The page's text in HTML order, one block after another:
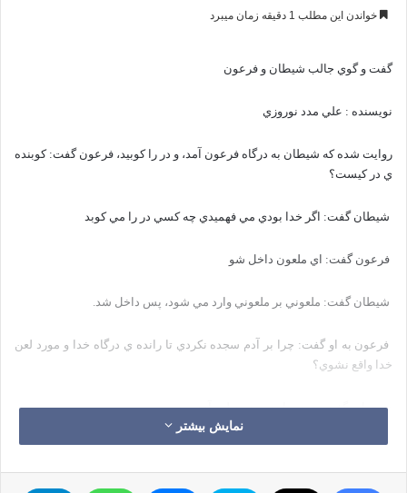
خواندن این مطلب 1 دقیقه زمان میبرد
گفت و گوي جالب شيطان و فرعون
نويسنده : علي مدد نوروزي
روايت شده كه شيطان به درگاه فرعون آمد، و در را كوبيد، فرعون گفت: كوبنده
ي در كيست؟
شيطان گفت: اگر خدا بودي مي فهميدي چه كسي در را مي كوبد
فرعون گفت: اي ملعون داخل شو
شيطان گفت: ملعوني بر ملعوني وارد مي شود، پس داخل شد.
فرعون به او گفت: چرا بر آدم سجده نكردي تا رانده ي درگاه خدا و مورد لعن
خدا واقع نشوي؟
در جواب گفت: چون مانند تو در صلب آدم بود.
نمایش بیشتر